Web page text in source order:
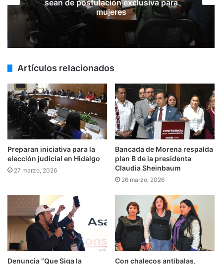
sean de postulación exclusiva para
mujeres
Artículos relacionados
Preparan iniciativa para la
elección judicial en Hidalgo
27 marzo, 2026
Bancada de Morena respalda
plan B de la presidenta
Claudia Sheinbaum
26 marzo, 2026
Denuncia “Que Siga la
Con chalecos antibalas,